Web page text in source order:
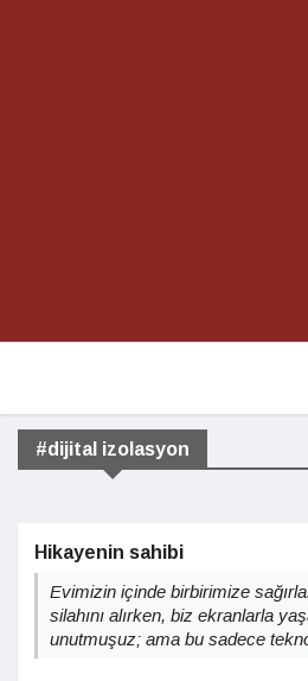
#dijital izolasyon
Hikayenin sahibi
Evimizin içinde birbirimize
silahını alırken, biz ekranlarla
unutmuşuz; ama bu sadece